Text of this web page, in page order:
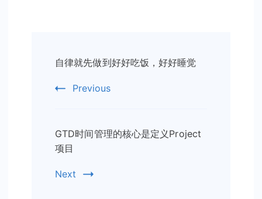
Navigation
自律就先做到好好吃饭，好好睡觉
Previous
GTD时间管理的核心是定义Project
项目
Next